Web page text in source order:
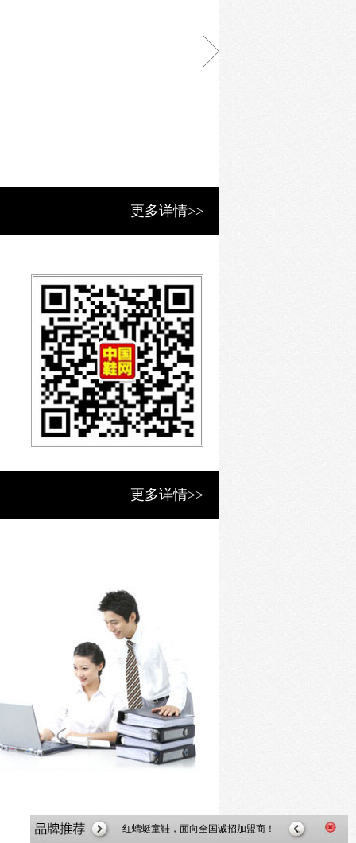
更多详情>>
更多详情>>
红蜻蜓童鞋，面向全国诚招加盟商！